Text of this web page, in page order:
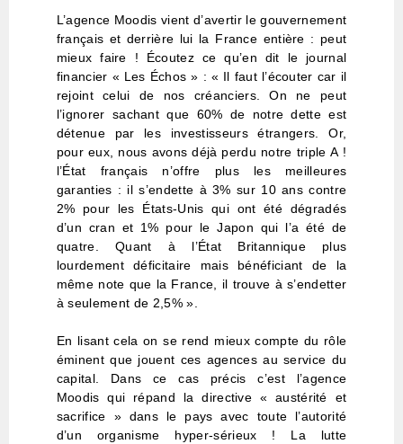
L’agence Moodis vient d’avertir le gouvernement
français et derrière lui la France entière : peut
mieux faire ! Écoutez ce qu’en dit le journal
financier « Les Échos » : « Il faut l’écouter car il
rejoint celui de nos créanciers. On ne peut
l’ignorer sachant que 60% de notre dette est
détenue par les investisseurs étrangers. Or,
pour eux, nous avons déjà perdu notre triple A !
l’État français n’offre plus les meilleures
garanties : il s’endette à 3% sur 10 ans contre
2% pour les États-Unis qui ont été dégradés
d’un cran et 1% pour le Japon qui l’a été de
quatre. Quant à l’État Britannique plus
lourdement déficitaire mais bénéficiant de la
même note que la France, il trouve à s’endetter
à seulement de 2,5% ».
En lisant cela on se rend mieux compte du rôle
éminent que jouent ces agences au service du
capital. Dans ce cas précis c’est l’agence
Moodis qui répand la directive « austérité et
sacrifice » dans le pays avec toute l’autorité
d’un organisme hyper-sérieux ! La lutte